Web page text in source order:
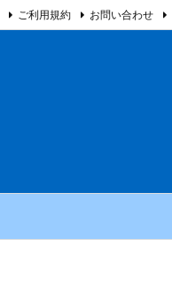
ご利用規約 お問い合わせ